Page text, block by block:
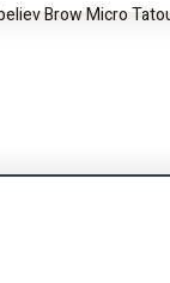
Brow Micro